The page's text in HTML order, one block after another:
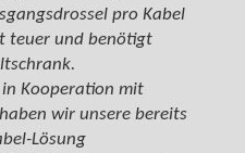
pro Kabel
teuer und benötigt
Kooperation mit
wir unsere bereits
Lösung